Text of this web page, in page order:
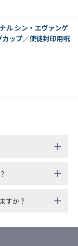
ル シン・エヴァンゲ
カップ／使徒封印用呪
すか？